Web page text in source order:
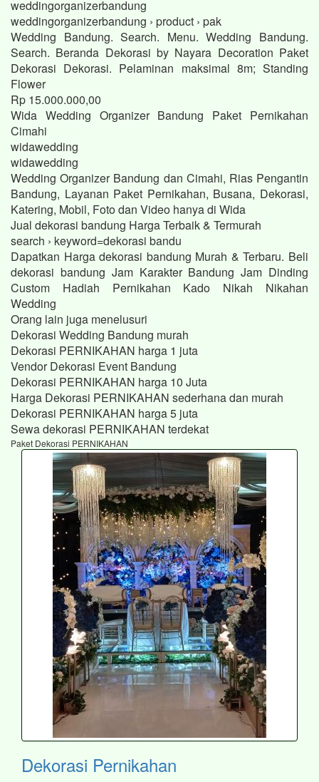
weddingorganizerbandung
weddingorganizerbandung › product › pak
Wedding Bandung. Search. Menu. Wedding Bandung.
Search. Beranda Dekorasi by Nayara Decoration Paket
Dekorasi Dekorasi. Pelaminan maksimal 8m; Standing
Flower
Rp 15.000.000,00
Wida Wedding Organizer Bandung Paket Pernikahan
Cimahi
widawedding
widawedding
Wedding Organizer Bandung dan Cimahi, Rias Pengantin
Bandung, Layanan Paket Pernikahan, Busana, Dekorasi,
Katering, Mobil, Foto dan Video hanya di Wida
Jual dekorasi bandung Harga Terbaik & Termurah
search › keyword=dekorasi bandu
Dapatkan Harga dekorasi bandung Murah & Terbaru. Beli
dekorasi bandung Jam Karakter Bandung Jam Dinding
Custom Hadiah Pernikahan Kado Nikah Nikahan
Wedding
Orang lain juga menelusuri
Dekorasi Wedding Bandung murah
Dekorasi PERNIKAHAN harga 1 juta
Vendor Dekorasi Event Bandung
Dekorasi PERNIKAHAN harga 10 Juta
Harga Dekorasi PERNIKAHAN sederhana dan murah
Dekorasi PERNIKAHAN harga 5 juta
Sewa dekorasi PERNIKAHAN terdekat
Paket Dekorasi PERNIKAHAN
Dekorasi Pernikahan